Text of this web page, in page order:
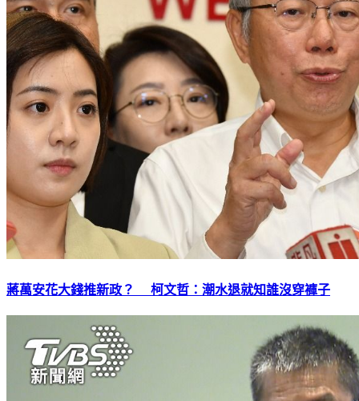
蔣萬安花大錢推新政？ 柯文哲：潮水退就知誰沒穿褲子